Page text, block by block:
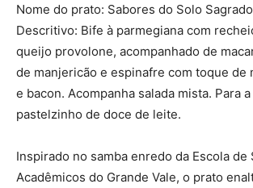
Nome do prato: Sabores do Solo Sagrado
Descritivo: Bife à parmegiana com
queijo provolone, acompanhado de
de manjericão e espinafre com toque de
e bacon. Acompanha salada mista. Para
pastelzinho de doce de leite.
Inspirado no samba enredo da Escola de
Acadêmicos do Grande Vale, o prato